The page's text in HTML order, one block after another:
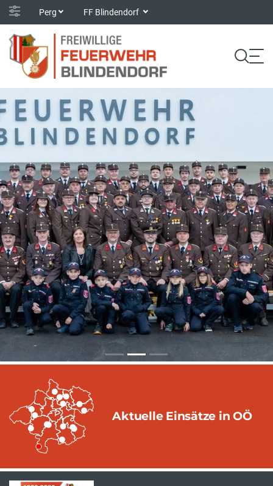
Perg FF Blindendorf
Aktuelle Einsätze in OÖ